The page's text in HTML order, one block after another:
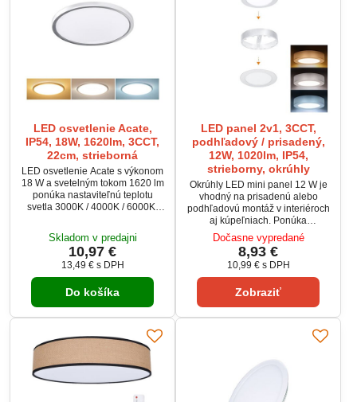
LED osvetlenie Acate,
IP54, 18W, 1620lm, 3CCT,
22cm, strieborná
LED osvetlenie Acate s výkonom
18 W a svetelným tokom 1620 lm
ponúka nastaviteľnú teplotu
svetla 3000K / 4000K / 6000K.
25 000 hodín a index podania
farieb Ra > 80 garantujú
spoľahlivú prevádzku. Moderný
strieborno-biely dizajn sa hodí na
stenu aj strop.
Skladom v predajni
10,97 €
13,49 € s DPH
Do košíka
LED panel 2v1, 3CCT,
podhľadový / prisadený,
12W, 1020lm, IP54,
strieborny, okrúhly
Okrúhly LED mini panel 12 W je
vhodný na prisadenú alebo
podhľadovú montáž v interiéroch
aj kúpeľniach. Ponúka
nastaviteľnú teplotu svetla 3000K
/ 4000K / 6000K pre ideálnu
atmosféru miestnosti. Vďaka
krytiu IP54 je odolný voči vlhkosti
a má životnosť až 20 000 hodín.
Elegantný strieborný dizajn sa
hodí do každého moderného
priestoru.
Dočasne vypredané
8,93 €
10,99 € s DPH
Zobraziť